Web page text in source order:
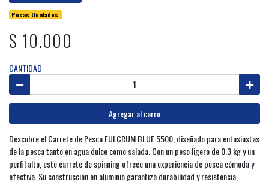
Pocas Unidades.
$ 10.000
CANTIDAD
Agregar al carro
Descubre el Carrete de Pesca FULCRUM BLUE 5500, diseñado para entusiastas
de la pesca tanto en agua dulce como salada. Con un peso ligero de 0.3 kg y un
perfil alto, este carrete de spinning ofrece una experiencia de pesca cómoda y
efectiva. Su construcción en aluminio garantiza durabilidad y resistencia,